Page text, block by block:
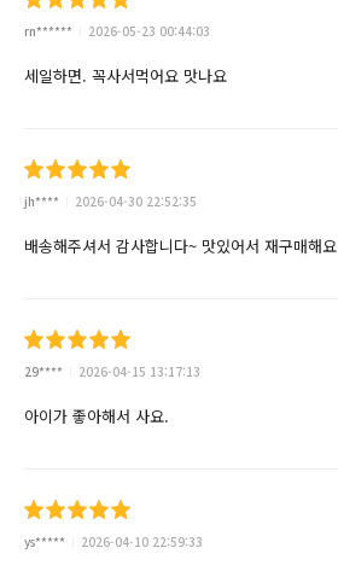
rn****** 2026-05-23 00:44:03
세일하면. 꼭사서먹어요 맛나요
jh**** 2026-04-30 22:52:35
배송해주셔서 감사합니다~ 맛있어서 재구매해요
29**** 2026-04-15 13:17:13
아이가 좋아해서 사요.
ys***** 2026-04-10 22:59:33